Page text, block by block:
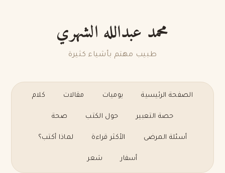
محمد عبدالله الشهري
طبيب مهتم بأشياء كثيرة
الصفحة الرئيسية يوميات مقالات كلام
حصة التعبير حول الكتب صحة
أسئلة المرضى الأكثر قراءة لماذا أكتب؟
أسفار شعر